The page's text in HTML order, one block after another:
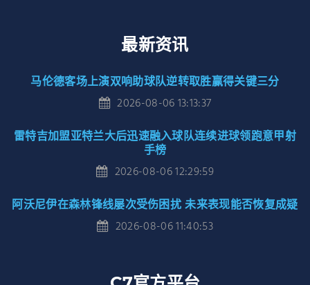
最新资讯
马伦德客场上演双响助球队逆转取胜赢得关键三分
2026-08-06 13:13:37
雷特吉加盟亚特兰大后迅速融入球队连续进球领跑意甲射
手榜
2026-08-06 12:29:59
阿沃尼伊在森林锋线屡次受伤困扰 未来表现能否恢复成疑
2026-08-06 11:40:53